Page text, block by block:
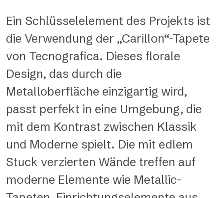
Ein Schlüsselelement des Projekts ist
die Verwendung der „Carillon“-Tapete
von Tecnografica. Dieses florale
Design, das durch die
Metalloberfläche einzigartig wird,
passt perfekt in eine Umgebung, die
mit dem Kontrast zwischen Klassik
und Moderne spielt. Die mit edlem
Stuck verzierten Wände treffen auf
moderne Elemente wie Metallic-